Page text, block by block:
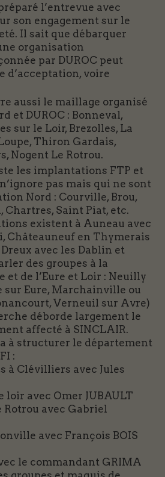
l’entrevue avec
son engagement sur le
Il sait que débarquer
organisation
par DUROC peut
d’acceptation, voire
aussi le maillage organisé
et DUROC : Bonneval,
sur le Loir, Brezolles, La
Thiron Gardais,
Nogent Le Rotrou.
les implantations FTP et
pas mais qui ne sont
Nord : Courville, Brou,
Saint Piat, etc.
existent à Auneau avec
Châteauneuf en Thymerais
avec les Dablin et
des groupes à la
et de l’Eure et Loir : Neuilly
sur Eure, Marchainville ou
Verneuil sur Avre)
déborde largement le
affecté à SINCLAIR.
à structurer le département
:
à Clévilliers avec Jules
loir avec Omer JUBAULT
Rotrou avec Gabriel
avec François BOIS
le commandant GRIMA